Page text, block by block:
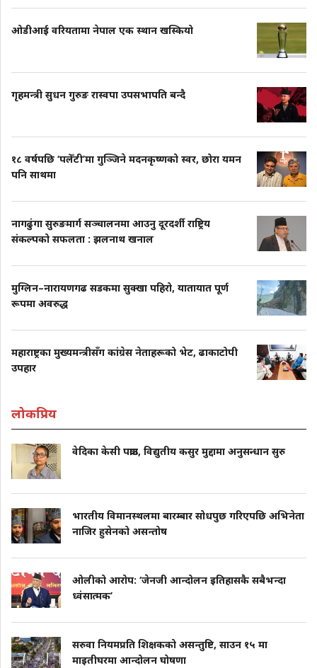
ओडीआई वरियतामा नेपाल एक स्थान खस्कियो
गृहमन्त्री सुधन गुरुङ रास्वपा उपसभापति बन्दै
१८ वर्षपछि ‘पलेँटी’मा गुञ्जिने मदनकृष्णको स्वर, छोरा यमन
पनि साथमा
नागढुंगा सुरुङमार्ग सञ्चालनमा आउनु दूरदर्शी राष्ट्रिय
संकल्पको सफलता : झलनाथ खनाल
मुग्लिन–नारायणगढ सडकमा सुक्खा पहिरो, यातायात पूर्ण
रूपमा अवरुद्ध
महाराष्ट्रका मुख्यमन्त्रीसँग कांग्रेस नेताहरूको भेट, ढाकाटोपी
उपहार
लोकप्रिय
वेदिका केसी पक्राउ, विद्युतीय कसुर मुद्दामा अनुसन्धान सुरु
भारतीय विमानस्थलमा बारम्बार सोधपुछ गरिएपछि अभिनेता
नाजिर हुसेनको असन्तोष
ओलीको आरोप: ‘जेनजी आन्दोलन इतिहासकै सबैभन्दा
ध्वंसात्मक’
सरुवा नियमप्रति शिक्षकको असन्तुष्टि, साउन १५ मा
माइतीघरमा आन्दोलन घोषणा